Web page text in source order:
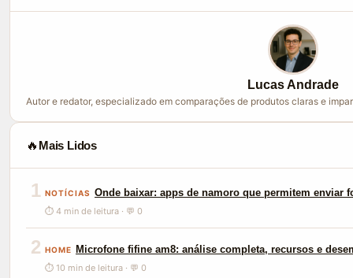
Lucas Andrade
Autor e redator, especializado em comparações de produtos claras e
🔥 Mais Lidos
1 NOTÍCIAS Onde baixar: apps de namoro que permitem enviar
⏱ 4 min de leitura · 💬 0
2 HOME Microfone fifine am8: análise completa, recursos e
⏱ 10 min de leitura · 💬 0